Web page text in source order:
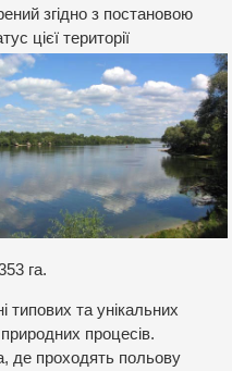
згідно з постановою
цієї території
га.
типових та унікальних
процесів.
де проходять польову